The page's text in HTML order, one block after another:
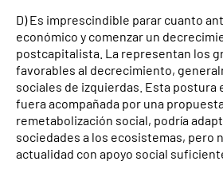
D) Es imprescindible parar cuanto
económico y comenzar un
postcapitalista. La representan los
favorables al decrecimiento,
sociales de izquierdas. Esta postura
fuera acompañada por una
remetabolización social, podría
sociedades a los ecosistemas, pero
actualidad con apoyo social